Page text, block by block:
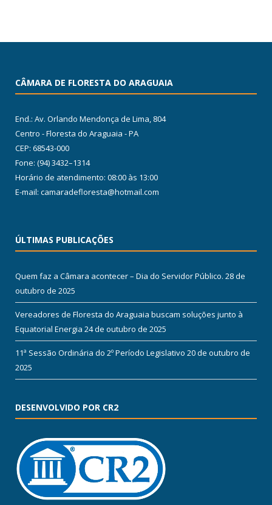
CÂMARA DE FLORESTA DO ARAGUAIA
End.: Av. Orlando Mendonça de Lima, 804
Centro - Floresta do Araguaia - PA
CEP: 68543-000
Fone: (94) 3432–1314
Horário de atendimento: 08:00 às 13:00
E-mail: camaradefloresta@hotmail.com
ÚLTIMAS PUBLICAÇÕES
Quem faz a Câmara acontecer – Dia do Servidor Público. 28 de
outubro de 2025
Vereadores de Floresta do Araguaia buscam soluções junto à
Equatorial Energia 24 de outubro de 2025
11ª Sessão Ordinária do 2º Período Legislativo 20 de outubro de
2025
DESENVOLVIDO POR CR2